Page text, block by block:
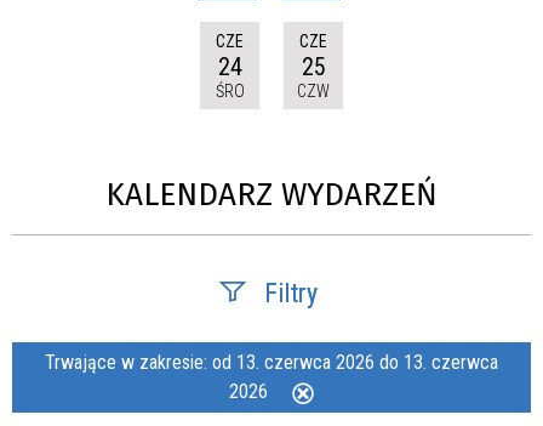
CZE
24
ŚRO
CZE
25
CZW
KALENDARZ WYDARZEŃ
Filtry
Szukana fraza
Trwające w zakresie: od 13. czerwca 2026 do 13. czerwca
2026